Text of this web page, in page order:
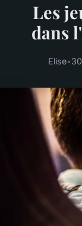
Les
dans
Elise•